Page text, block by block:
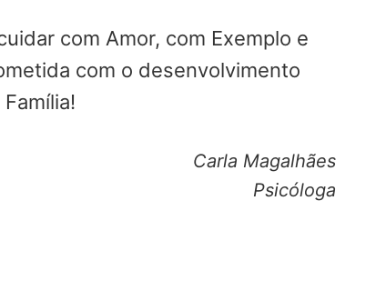
com Amor, com Exemplo e
com o desenvolvimento
Carla Magalhães
Psicóloga